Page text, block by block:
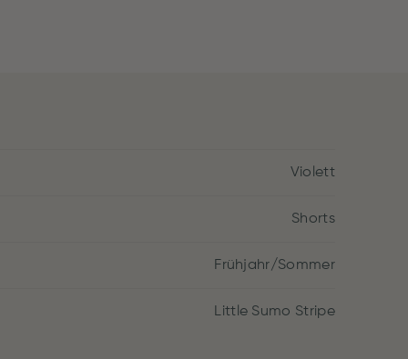
Violett
Shorts
Frühjahr/Sommer
Little Sumo Stripe